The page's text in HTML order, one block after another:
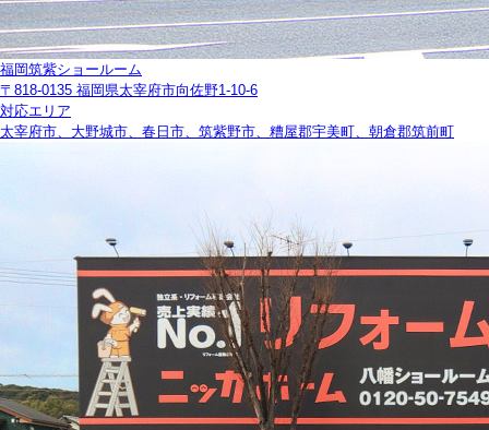
福岡筑紫ショールーム
〒818-0135 福岡県太宰府市向佐野1-10-6
対応エリア
太宰府市、大野城市、春日市、筑紫野市、糟屋郡宇美町、朝倉郡筑前町